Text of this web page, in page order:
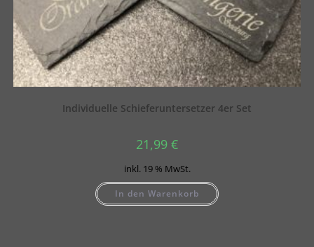
Individuelle Schieferuntersetzer 4er Set
21,99 €
inkl. 19 % MwSt.
In den Warenkorb